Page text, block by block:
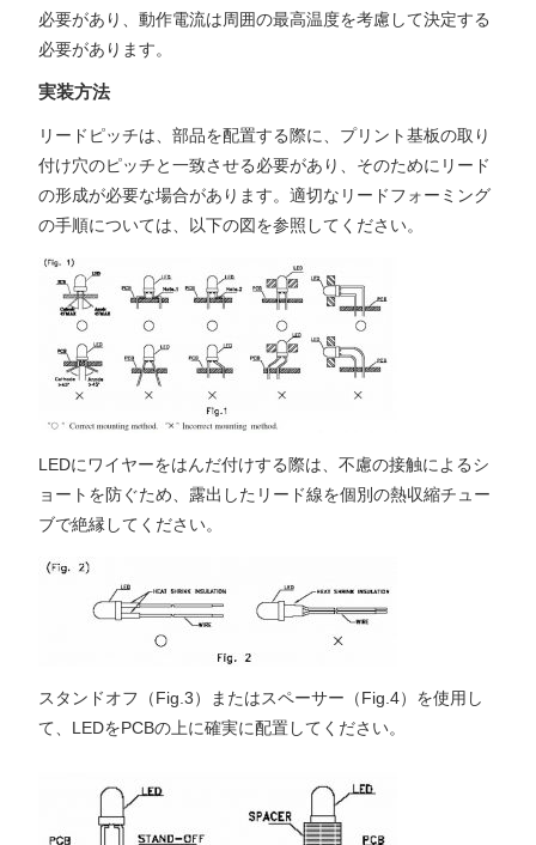
必要があり、動作電流は周囲の最高温度を考慮して決定する
必要があります。
実装方法
リードピッチは、部品を配置する際に、プリント基板の取り
付け穴のピッチと一致させる必要があり、そのためにリード
の形成が必要な場合があります。適切なリードフォーミング
の手順については、以下の図を参照してください。
LEDにワイヤーをはんだ付けする際は、不慮の接触によるシ
ョートを防ぐため、露出したリード線を個別の熱収縮チュー
ブで絶縁してください。
スタンドオフ（Fig.3）またはスペーサー（Fig.4）を使用し
て、LEDをPCBの上に確実に配置してください。